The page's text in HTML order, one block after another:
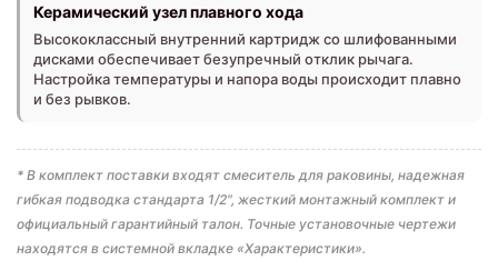
Керамический узел плавного хода
Высококлассный внутренний картридж со шлифованными
дисками обеспечивает безупречный отклик рычага.
Настройка температуры и напора воды происходит плавно
и без рывков.
* В комплект поставки входят смеситель для раковины, надежная
гибкая подводка стандарта 1/2", жесткий монтажный комплект и
официальный гарантийный талон. Точные установочные чертежи
находятся в системной вкладке «Характеристики».